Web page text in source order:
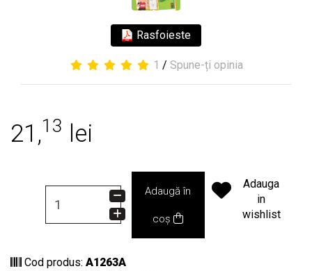
Rasfoieste
1 / Spune-ți opinia
21,13 lei
Adaugă în
coș
Adauga
in
wishlist
Cod produs: A1263A